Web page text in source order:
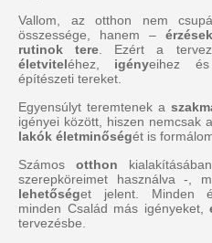
Vallom, az otthon nem
összessége, hanem –
rutinok tere . Ezért a
életviteléhez, igényeihez
építészeti tereket.
Egyensúlyt teremtenek a
igényei között, hiszen nemcsak
lakók életminőségét is
Számosotthon
szerepköreimet használva -,
lehetőséget jelent. Minden
minden Család más igényeket,
tervezésbe.